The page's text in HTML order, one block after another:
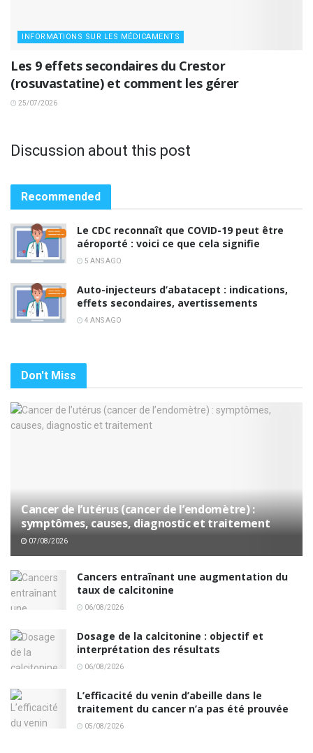
INFORMATIONS SUR LES MÉDICAMENTS
Les 9 effets secondaires du Crestor
(rosuvastatine) et comment les gérer
25/07/2026
Discussion about this post
Recommended
Le CDC reconnaît que COVID-19 peut être
aéroporté : voici ce que cela signifie
5 ANS AGO
Auto-injecteurs d’abatacept : indications,
effets secondaires, avertissements
4 ANS AGO
Don't Miss
Cancer de l’utérus (cancer de l’endomètre) :
symptômes, causes, diagnostic et traitement
07/08/2026
Cancers entraînant une augmentation du
taux de calcitonine
06/08/2026
Dosage de la calcitonine : objectif et
interprétation des résultats
06/08/2026
L’efficacité du venin d’abeille dans le
traitement du cancer n’a pas été prouvée
05/08/2026